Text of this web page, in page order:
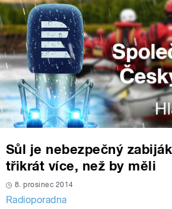
Sůl je nebezpečný
třikrát více, než by měli
8. prosinec 2014
Radioporadna